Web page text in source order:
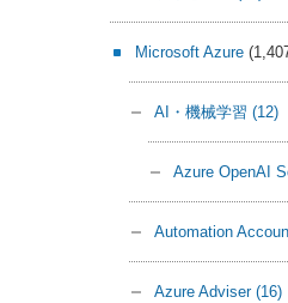
Microsoft Azure
AI・機械学習 (12)
Azure OpenAI
Automation
Azure Adviser (16)